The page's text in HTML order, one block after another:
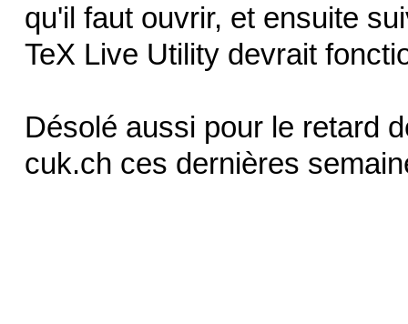
qu'il faut ouvrir, et ensuite
TeX Live Utility devrait
Désolé aussi pour le retard
cuk.ch ces dernières